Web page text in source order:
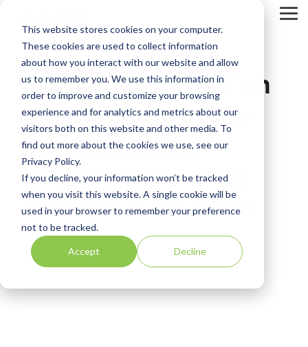
This website stores cookies on your computer.
These cookies are used to collect information
about how you interact with our website and allow
us to remember you. We use this information in
order to improve and customize your browsing
experience and for analytics and metrics about our
visitors both on this website and other media. To
find out more about the cookies we use, see our
Privacy Policy.
If you decline, your information won’t be tracked
when you visit this website. A single cookie will be
used in your browser to remember your preference
not to be tracked.
Accept Decline
main
Mise en œuvre d'un
logiciel de gestion
de laboratoire
lorsque vous avez
échoué à un audit
LabWare